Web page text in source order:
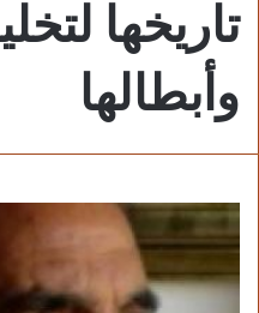
تاريخها
وأبطالها